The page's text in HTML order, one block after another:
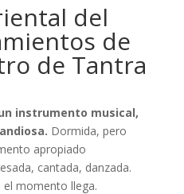
del
de
de Tantra
instrumento musical,
Dormida, pero
apropiado
cantada, danzada.
el momento llega.